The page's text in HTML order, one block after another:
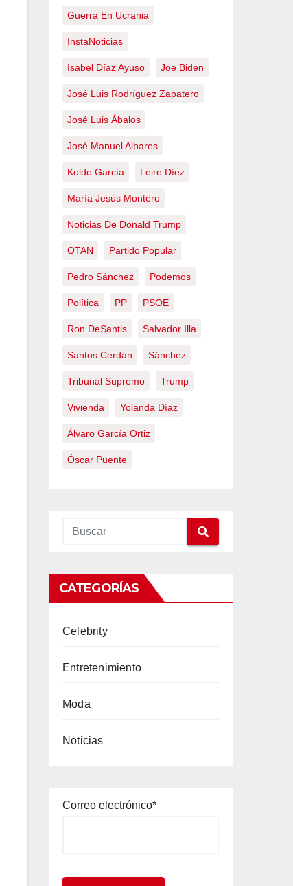
Guerra En Ucrania
InstaNoticias
Isabel Díaz Ayuso Joe Biden
José Luis Rodríguez Zapatero
José Luis Ábalos
José Manuel Albares
Koldo García Leire Díez
María Jesús Montero
Noticias De Donald Trump
OTAN Partido Popular
Pedro Sánchez Podemos
Política PP PSOE
Ron DeSantis Salvador Illa
Santos Cerdán Sánchez
Tribunal Supremo Trump
Vivienda Yolanda Díaz
Álvaro García Ortiz
Óscar Puente
CATEGORÍAS
Celebrity
Entretenimiento
Moda
Noticias
Correo electrónico*